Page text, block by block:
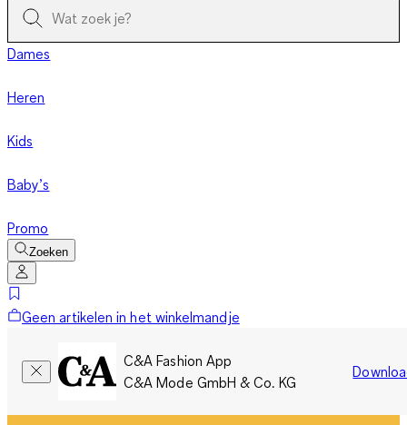
Dames
Heren
Kids
Baby’s
Promo
Zoeken
Geen artikelen in het winkelmandje
C&A Fashion App
C&A Mode GmbH & Co. KG